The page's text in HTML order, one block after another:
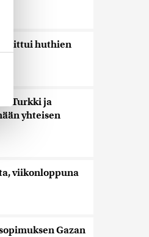
huthien
Turkki ja
yhteisen
viikonloppuna
Gazan